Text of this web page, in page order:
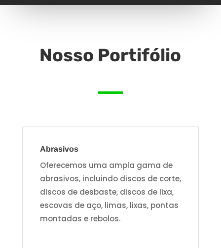
Nosso Portifólio
Abrasivos
Oferecemos uma ampla gama de
abrasivos, incluindo discos de corte,
discos de desbaste, discos de lixa,
escovas de aço, limas, lixas, pontas
montadas e rebolos.